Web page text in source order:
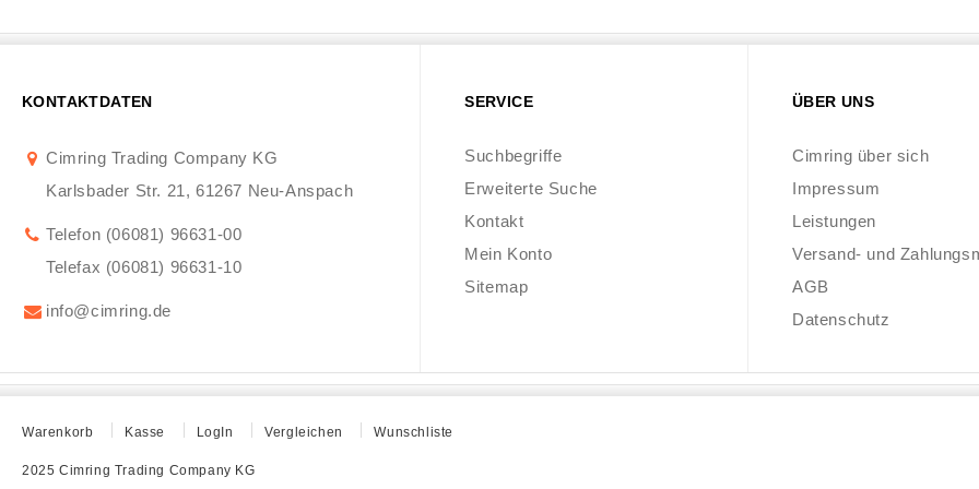
KONTAKTDATEN
Cimring Trading Company KG
Karlsbader Str. 21, 61267 Neu-Anspach
Telefon (06081) 96631-00
Telefax (06081) 96631-10
info@cimring.de
SERVICE
Suchbegriffe
Erweiterte Suche
Kontakt
Mein Konto
Sitemap
ÜBER UNS
Cimring über sich
Impressum
Leistungen
Versand- und
AGB
Datenschutz
Warenkorb Kasse LogIn Vergleichen Wunschliste
2025 Cimring Trading Company KG